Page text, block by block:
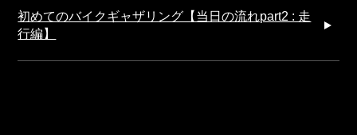
初めてのバイクギャザリング【当日の流れpart2 : 走
行編】